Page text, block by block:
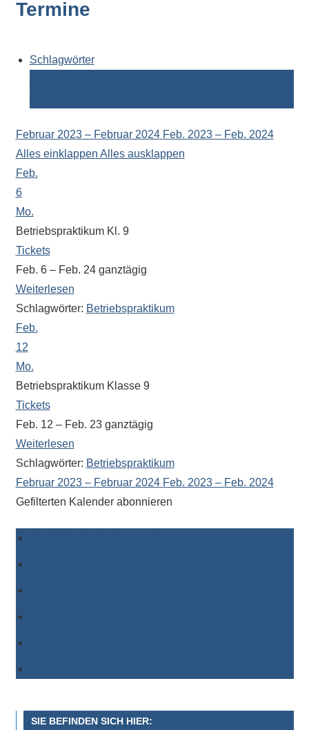
Kontaktdaten,
Zusammensetzung
oder
zur
Ausstattung
der
wir
versuchen
auf
alle
Fragen
Antworten
zu
bieten.
Daneben
gibt
es
viele
Aktivitäten
an
Schule.
Ob
oder
oder
oder
Termine
Schlagwörter
Februar 2023 – Februar 2024 Feb. 2023 – Feb. 2024
Alles einklappen Alles ausklappen
Feb.
6
Mo.
Betriebspraktikum Kl. 9
Tickets
Feb. 6 – Feb. 24 ganztägig
Weiterlesen
Schlagwörter: Betriebspraktikum
Feb.
12
Mo.
Betriebspraktikum Klasse 9
Tickets
Feb. 12 – Feb. 23 ganztägig
Weiterlesen
Schlagwörter: Betriebspraktikum
Februar 2023 – Februar 2024 Feb. 2023 – Feb. 2024
Gefilterten Kalender abonnieren
SIE BEFINDEN SICH HIER: